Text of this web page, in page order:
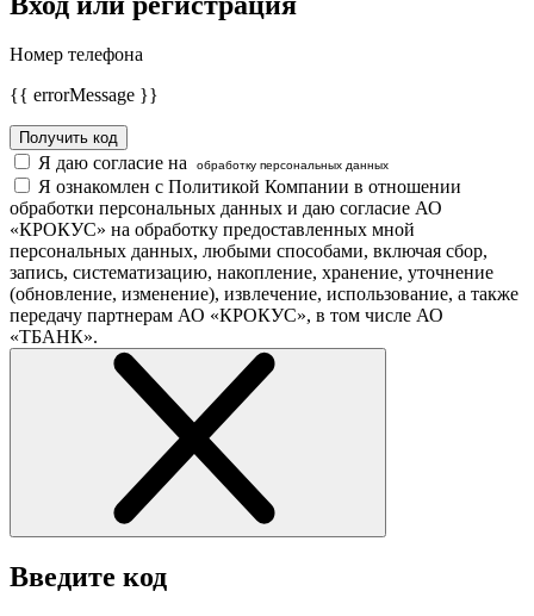
Номер телефона
{{ errorMessage }}
Получить код
Я даю согласие на обработку персональных данных
Я ознакомлен с Политикой Компании в отношении
обработки персональных данных и даю согласие АО
«КРОКУС» на обработку предоставленных мной
персональных данных, любыми способами, включая сбор,
запись, систематизацию, накопление, хранение, уточнение
(обновление, изменение), извлечение, использование, а также
передачу партнерам АО «КРОКУС», в том числе АО
«ТБАНК».
Введите код